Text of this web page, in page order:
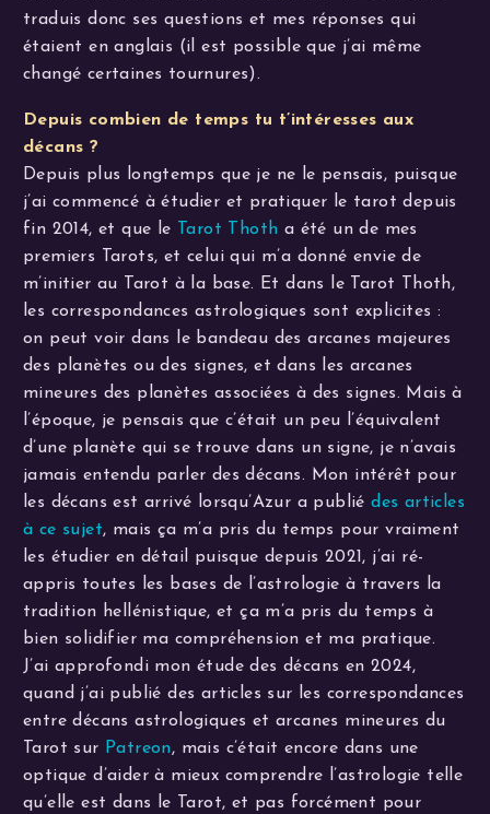
traduis donc ses questions et mes réponses qui
étaient en anglais (il est possible que j’ai même
changé certaines tournures).
Depuis combien de temps tu t’intéresses aux
décans ?
Depuis plus longtemps que je ne le pensais, puisque
j’ai commencé à étudier et pratiquer le tarot depuis
fin 2014, et que le Tarot Thoth a été un de mes
premiers Tarots, et celui qui m’a donné envie de
m’initier au Tarot à la base. Et dans le Tarot Thoth,
les correspondances astrologiques sont explicites :
on peut voir dans le bandeau des arcanes majeures
des planètes ou des signes, et dans les arcanes
mineures des planètes associées à des signes. Mais à
l’époque, je pensais que c’était un peu l’équivalent
d’une planète qui se trouve dans un signe, je n’avais
jamais entendu parler des décans. Mon intérêt pour
les décans est arrivé lorsqu’Azur a publiédes articles
à ce sujet, mais ça m’a pris du temps pour vraiment
les étudier en détail puisque depuis 2021, j’ai ré-
appris toutes les bases de l’astrologie à travers la
tradition hellénistique, et ça m’a pris du temps à
bien solidifier ma compréhension et ma pratique.
J’ai approfondi mon étude des décans en 2024,
quand j’ai publié des articles sur les correspondances
entre décans astrologiques et arcanes mineures du
Tarot sur Patreon, mais c’était encore dans une
optique d’aider à mieux comprendre l’astrologie telle
qu’elle est dans le Tarot, et pas forcément pour